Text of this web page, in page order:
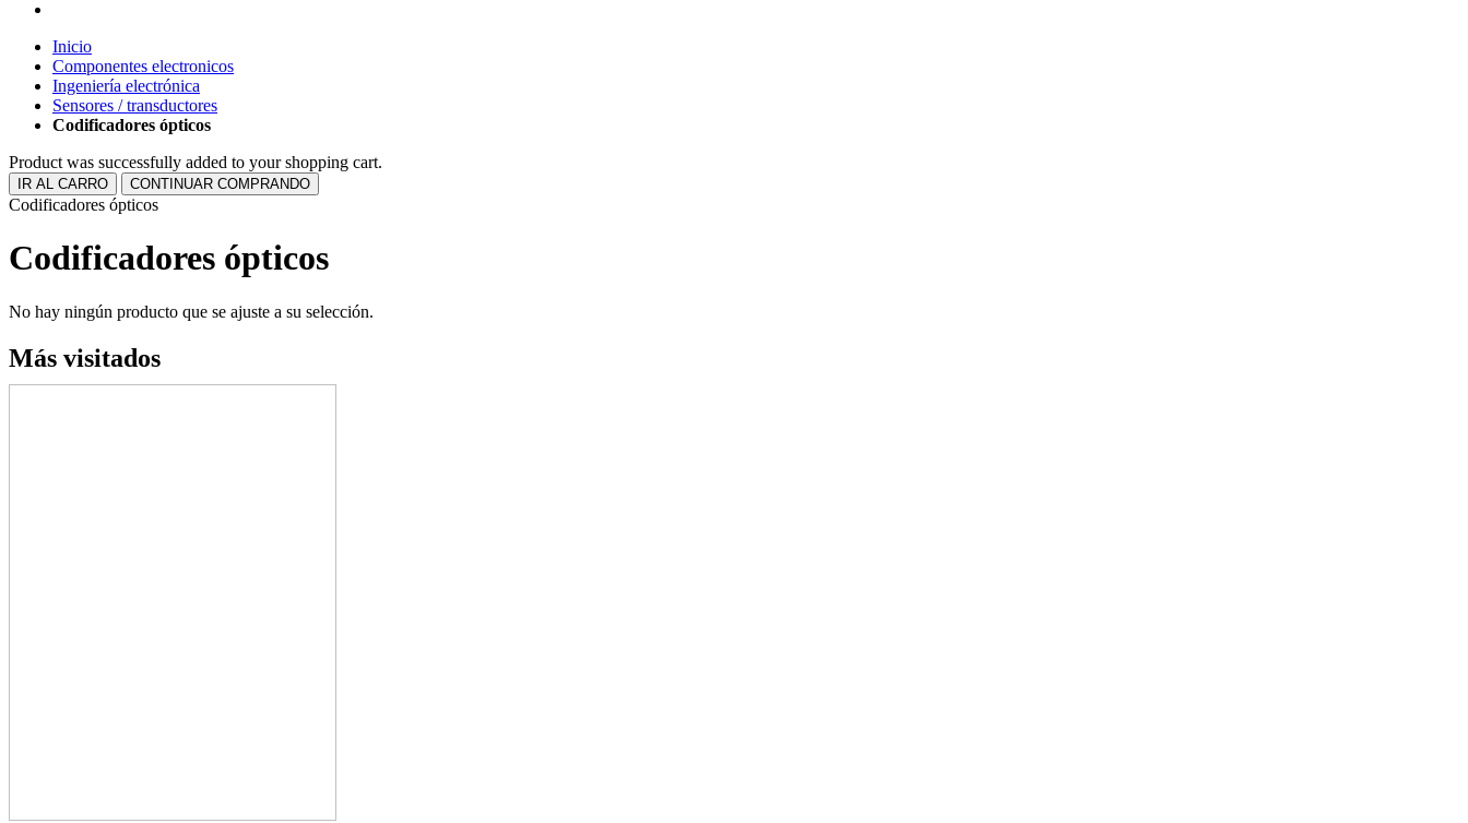
Inicio
Componentes electronicos
Ingeniería electrónica
Sensores / transductores
Codificadores ópticos
Product was successfully added to your shopping cart.
IR AL CARRO CONTINUAR COMPRANDO
Codificadores ópticos
Codificadores ópticos
No hay ningún producto que se ajuste a su selección.
Más visitados